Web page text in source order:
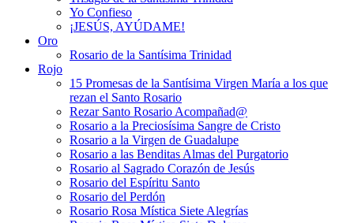
Yo Confieso
¡JESÚS, AYÚDAME!
Oro
Rosario de la Santísima Trinidad
Rojo
15 Promesas de la Santísima Virgen María a los que
rezan el Santo Rosario
Rezar Santo Rosario Acompañad@
Rosario a la Preciosísima Sangre de Cristo
Rosario a la Virgen de Guadalupe
Rosario a las Benditas Almas del Purgatorio
Rosario al Sagrado Corazón de Jesús
Rosario del Espíritu Santo
Rosario del Perdón
Rosario Rosa Mística Siete Alegrías